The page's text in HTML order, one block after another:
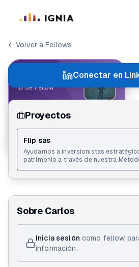
← Volver a Fellows
IGNIA FELLOW
ID de Fellow
Carlos Preciado
Action Lab 2.0
Conectar en
Proyectos
Flip sas
Ayudamos a inversionistas
patrimonio a través de nuestra
Sobre Carlos
Inicia sesión como fellow
información.